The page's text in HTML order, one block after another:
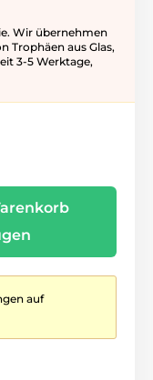
Wir übernehmen
Trophäen aus Glas,
3-5 ​​Werktage,
auf